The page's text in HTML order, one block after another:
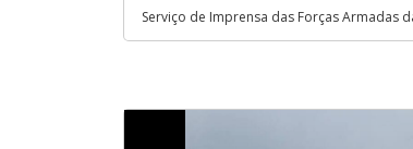
Serviço de Imprensa das Forças Armadas